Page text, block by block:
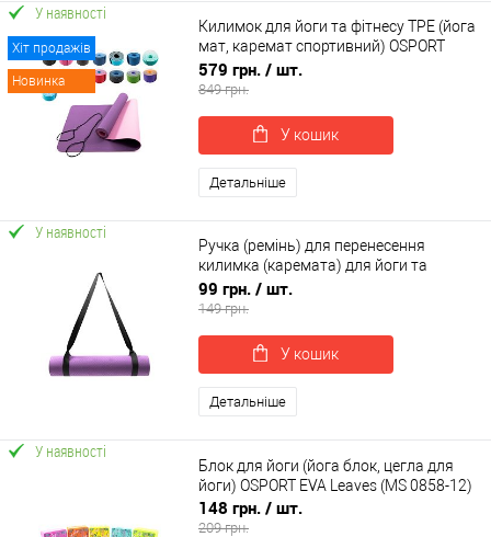
Хіт продажів
Новинка
У наявності
Килимок для йоги та фітнесу TPE (йога
мат, каремат спортивний) OSPORT
Yoga ECO Pro 6мм (FI-0076)
579 грн. / шт.
849 грн.
У кошик
Детальніше
У наявності
Ручка (ремінь) для перенесення
килимка (каремата) для йоги та
фітнесу OSPORT (OF-0292)
99 грн. / шт.
149 грн.
У кошик
Детальніше
У наявності
Блок для йоги (йога блок, цегла для
йоги) OSPORT EVA Leaves (MS 0858-12)
148 грн. / шт.
209 грн.